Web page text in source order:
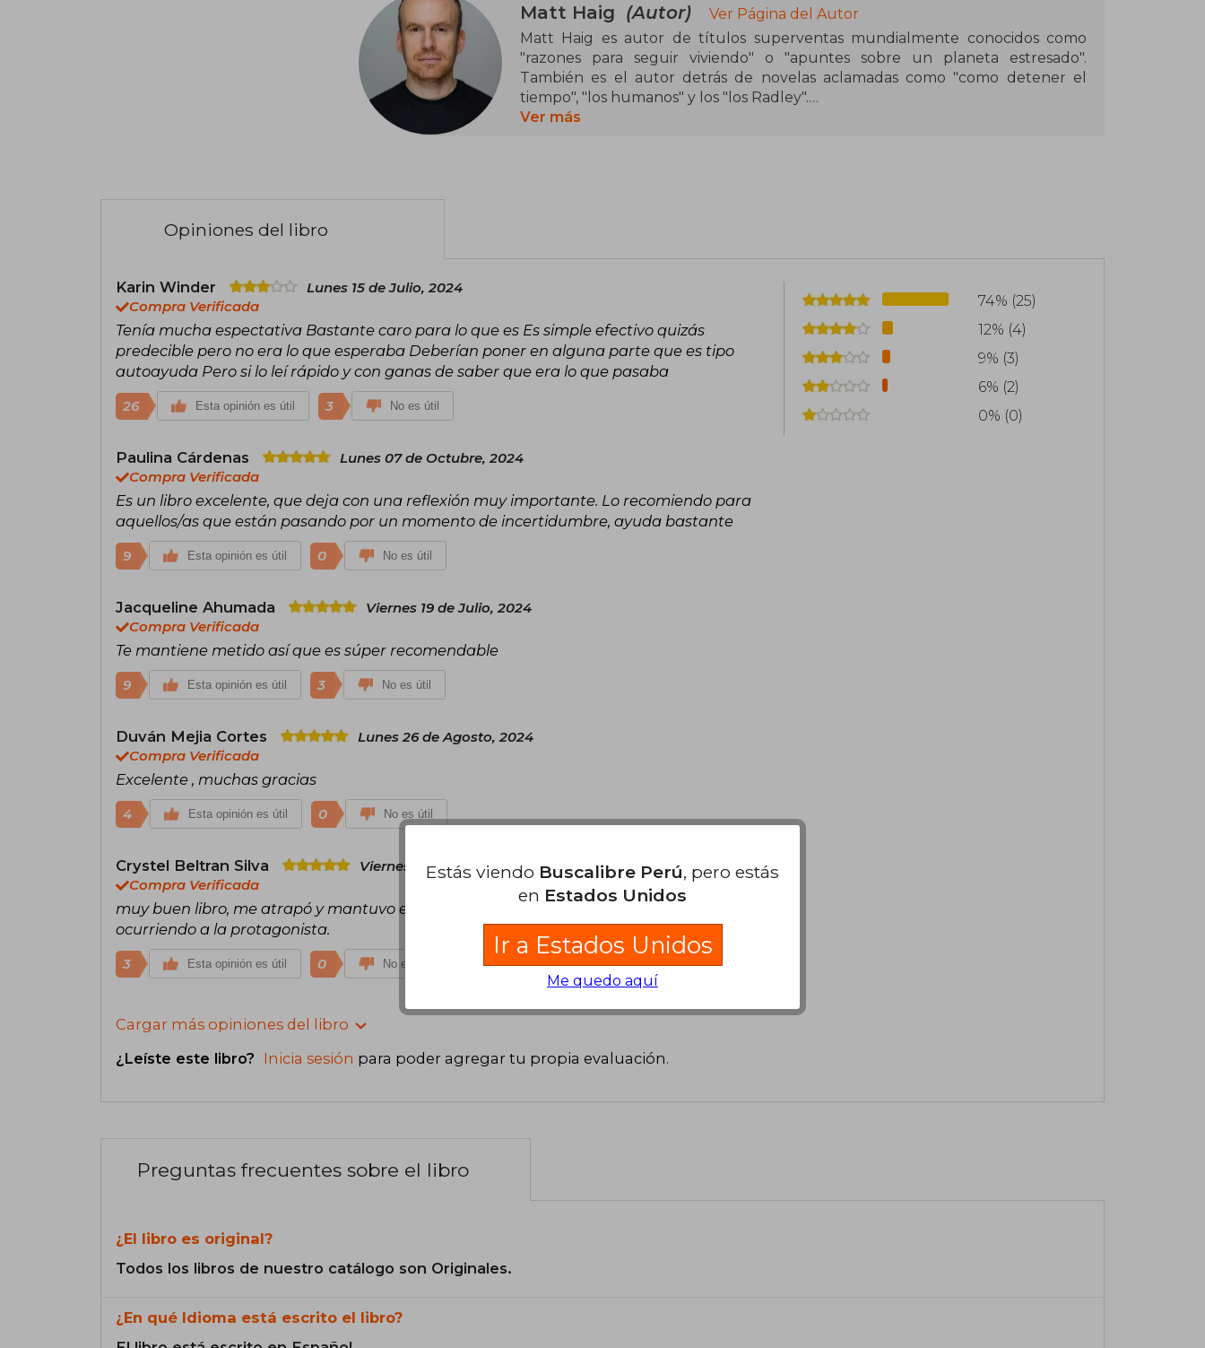
Matt Haig (Autor)
Ver Página del Autor
Matt Haig es autor de títulos superventas mundialmente conocidos como
"razones para seguir viviendo" o "apuntes sobre un planeta estresado".
También es el autor detrás de novelas aclamadas como "como detener el
tiempo", "los humanos" y los "los Radley".
Ver más
Opiniones del libro
Karin Winder
Lunes 15 de Julio, 2024
Compra Verificada
Tenía mucha espectativa Bastante caro para lo que es Es simple efectivo quizás
predecible pero no era lo que esperaba Deberían poner en alguna parte que es tipo
autoayuda Pero si lo leí rápido y con ganas de saber que era lo que pasaba
26 Esta opinión es útil 3 No es útil
Paulina Cárdenas
Lunes 07 de Octubre, 2024
Compra Verificada
Es un libro excelente, que deja con una reflexión muy importante. Lo recomiendo para
aquellos/as que están pasando por un momento de incertidumbre, ayuda bastante
9 Esta opinión es útil 0 No es útil
Jacqueline Ahumada
Viernes 19 de Julio, 2024
Compra Verificada
Te mantiene metido así que es súper recomendable
9 Esta opinión es útil 3 No es útil
Duván Mejia Cortes
Lunes 26 de Agosto, 2024
Compra Verificada
Excelente , muchas gracias
4 Esta opinión es útil 0 No es útil
Crystel Beltran Silva
Viernes 27 de Junio, 2025
Compra Verificada
muy buen libro, me atrapó y mantuvo expectante de cada suceso que le estaba
ocurriendo a la protagonista.
3 Esta opinión es útil 0 No es útil
Cargar más opiniones del libro
¿Leíste este libro? Inicia sesión para poder agregar tu propia evaluación.
74% (25)
12% (4)
9% (3)
6% (2)
0% (0)
Preguntas frecuentes sobre el libro
¿El libro es original?
Todos los libros de nuestro catálogo son Originales.
¿En qué Idioma está escrito el libro?
Estás viendo Buscalibre Perú, pero estás
en Estados Unidos
Ir a Estados Unidos
Me quedo aquí